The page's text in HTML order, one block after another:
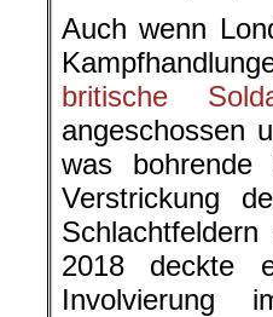
Auch wenn
britische
angeschossen
was
Verstrickung
Schlachtfeldern
2018 deckte
Involvierung